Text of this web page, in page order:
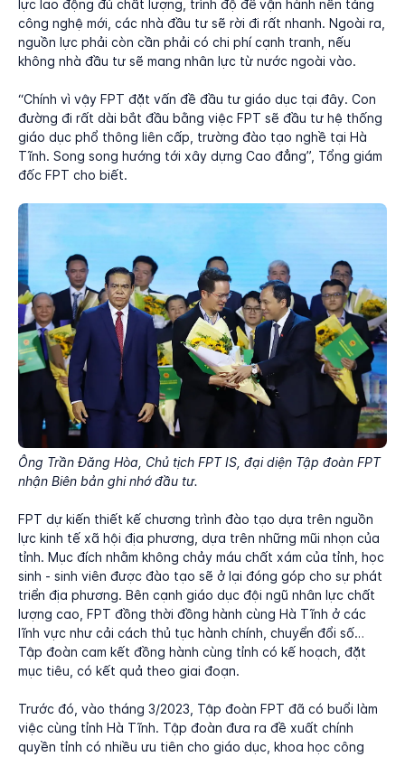
lực lao động đủ chất lượng, trình độ để vận hành nền tảng
công nghệ mới, các nhà đầu tư sẽ rời đi rất nhanh. Ngoài ra,
nguồn lực phải còn cần phải có chi phí cạnh tranh, nếu
không nhà đầu tư sẽ mang nhân lực từ nước ngoài vào.
“Chính vì vậy FPT đặt vấn đề đầu tư giáo dục tại đây. Con
đường đi rất dài bắt đầu bằng việc FPT sẽ đầu tư hệ thống
giáo dục phổ thông liên cấp, trường đào tạo nghề tại Hà
Tĩnh. Song song hướng tới xây dựng Cao đẳng”, Tổng giám
đốc FPT cho biết.
Ông Trần Đăng Hòa, Chủ tịch FPT IS, đại diện Tập đoàn FPT
nhận Biên bản ghi nhớ đầu tư.
FPT dự kiến thiết kế chương trình đào tạo dựa trên nguồn
lực kinh tế xã hội địa phương, dựa trên những mũi nhọn của
tỉnh. Mục đích nhằm không chảy máu chất xám của tỉnh, học
sinh - sinh viên được đào tạo sẽ ở lại đóng góp cho sự phát
triển địa phương. Bên cạnh giáo dục đội ngũ nhân lực chất
lượng cao, FPT đồng thời đồng hành cùng Hà Tĩnh ở các
lĩnh vực như cải cách thủ tục hành chính, chuyển đổi số…
Tập đoàn cam kết đồng hành cùng tỉnh có kế hoạch, đặt
mục tiêu, có kết quả theo giai đoạn.
Trước đó, vào tháng 3/2023, Tập đoàn FPT đã có buổi làm
việc cùng tỉnh Hà Tĩnh. Tập đoàn đưa ra đề xuất chính
quyền tỉnh có nhiều ưu tiên cho giáo dục, khoa học công